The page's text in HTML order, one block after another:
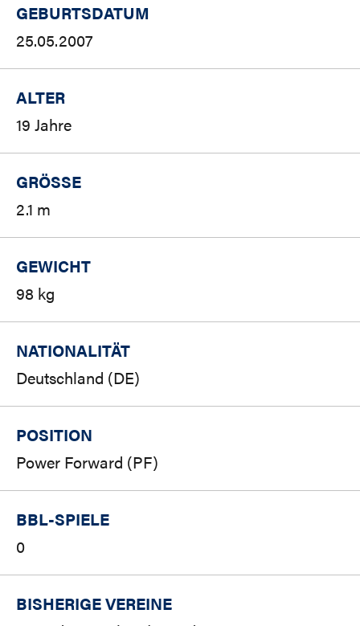
GEBURTSDATUM
25.05.2007
ALTER
19 Jahre
GRÖSSE
2.1 m
GEWICHT
98 kg
NATIONALITÄT
Deutschland (DE)
POSITION
Power Forward (PF)
BBL-SPIELE
0
BISHERIGE VEREINE